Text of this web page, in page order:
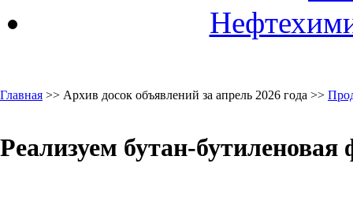
Главная >> Архив досок объявлений за апрель 2026 года >>
Реализуем бутан-бутиленовая